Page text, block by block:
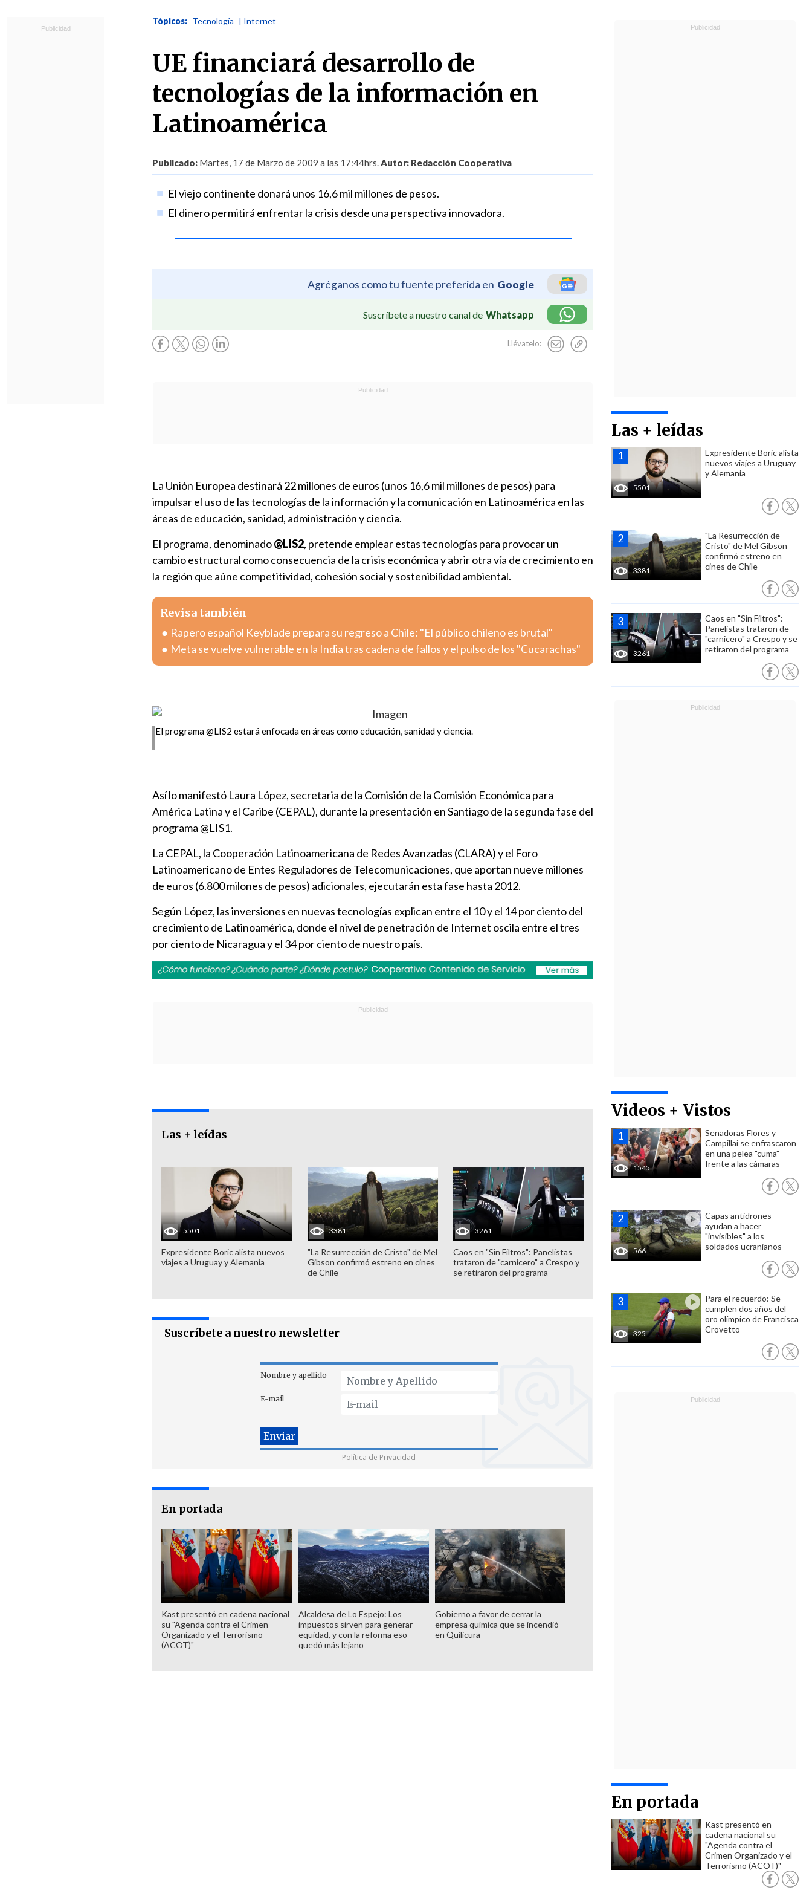
Tópicos: Tecnología | Internet
UE financiará desarrollo de
tecnologías de la información en
Latinoamérica
Publicado: Martes, 17 de Marzo de 2009 a las 17:44hrs.Autor: Redacción Cooperativa
El viejo continente donará unos 16,6 mil millones de pesos.
El dinero permitirá enfrentar la crisis desde una perspectiva innovadora.
Agréganos como tu fuente preferida en Google
Suscríbete a nuestro canal de Whatsapp
Llévatelo:
Las + leídas
5501
Expresidente Boric alista
nuevos viajes a Uruguay
y Alemania
3381
"La Resurrección de
Cristo" de Mel Gibson
confirmó estreno en
cines de Chile
3261
Caos en "Sin Filtros":
Panelistas trataron de
"carnicero" a Crespo y se
retiraron del programa
Videos + Vistos
1545
Senadoras Flores y
Campillai se enfrascaron
en una pelea "cuma"
frente a las cámaras
566
Capas antidrones
ayudan a hacer
"invisibles" a los
soldados ucranianos
325
Para el recuerdo: Se
cumplen dos años del
oro olímpico de Francisca
Crovetto
En portada
Kast presentó en
cadena nacional su
"Agenda contra el
Crimen Organizado y el
Terrorismo (ACOT)"
La Unión Europea destinará 22 millones de euros (unos 16,6 mil millones de pesos) para
impulsar el uso de las tecnologías de la información y la comunicación en Latinoamérica en las
áreas de educación, sanidad, administración y ciencia.
El programa, denominado@LIS2, pretende emplear estas tecnologías para provocar un
cambio estructural como consecuencia de la crisis económica y abrir otra vía de crecimiento en
la región que aúne competitividad, cohesión social y sostenibilidad ambiental.
Revisa también
Rapero español Keyblade prepara su regreso a Chile: "El público chileno es brutal"
Meta se vuelve vulnerable en la India tras cadena de fallos y el pulso de los "Cucarachas"
El programa @LIS2 estará enfocada en áreas como educación, sanidad y ciencia.
Así lo manifestó Laura López, secretaria de la Comisión de la Comisión Económica para
América Latina y el Caribe (CEPAL), durante la presentación en Santiago de la segunda fase del
programa @LIS1.
La CEPAL, la Cooperación Latinoamericana de Redes Avanzadas (CLARA) y el Foro
Latinoamericano de Entes Reguladores de Telecomunicaciones, que aportan nueve millones
de euros (6.800 milones de pesos) adicionales, ejecutarán esta fase hasta 2012.
Según López, las inversiones en nuevas tecnologías explican entre el 10 y el 14 por ciento del
crecimiento de Latinoamérica, donde el nivel de penetración de Internet oscila entre el tres
por ciento de Nicaragua y el 34 por ciento de nuestro país.
Las + leídas
5501
Expresidente Boric alista nuevos
viajes a Uruguay y Alemania
3381
"La Resurrección de Cristo" de Mel
Gibson confirmó estreno en cines
de Chile
3261
Caos en "Sin Filtros": Panelistas
trataron de "carnicero" a Crespo y
se retiraron del programa
Suscríbete a nuestro newsletter
Nombre y apellido
E-mail
Política de Privacidad
En portada
Kast presentó en cadena nacional
su "Agenda contra el Crimen
Organizado y el Terrorismo
(ACOT)"
Alcaldesa de Lo Espejo: Los
impuestos sirven para generar
equidad, y con la reforma eso
quedó más lejano
Gobierno a favor de cerrar la
empresa química que se incendió
en Quilicura